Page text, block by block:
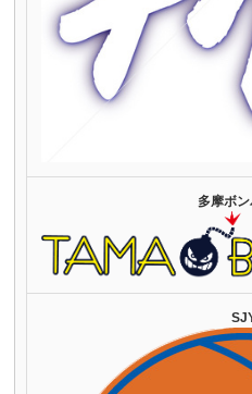
多摩ボ